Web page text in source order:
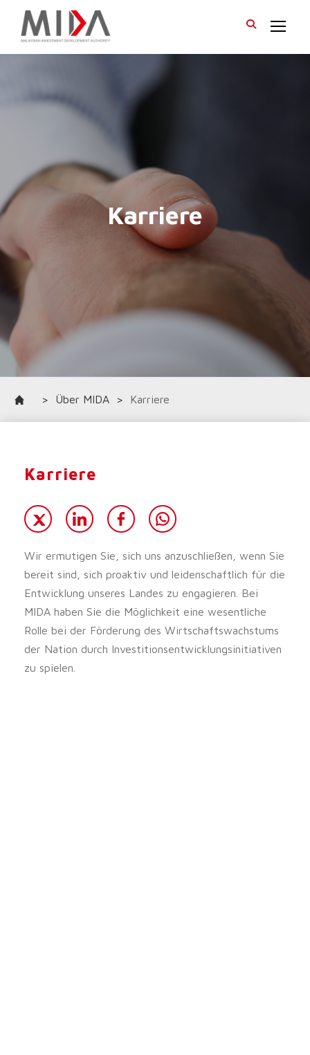
> Über MIDA > Karriere
Karriere
Wir ermutigen Sie, sich uns anzuschließen, wenn Sie
bereit sind, sich proaktiv und leidenschaftlich für die
Entwicklung unseres Landes zu engagieren. Bei
MIDA haben Sie die Möglichkeit eine wesentliche
Rolle bei der Förderung des Wirtschaftswachstums
der Nation durch Investitionsentwicklungsinitiativen
zu spielen.